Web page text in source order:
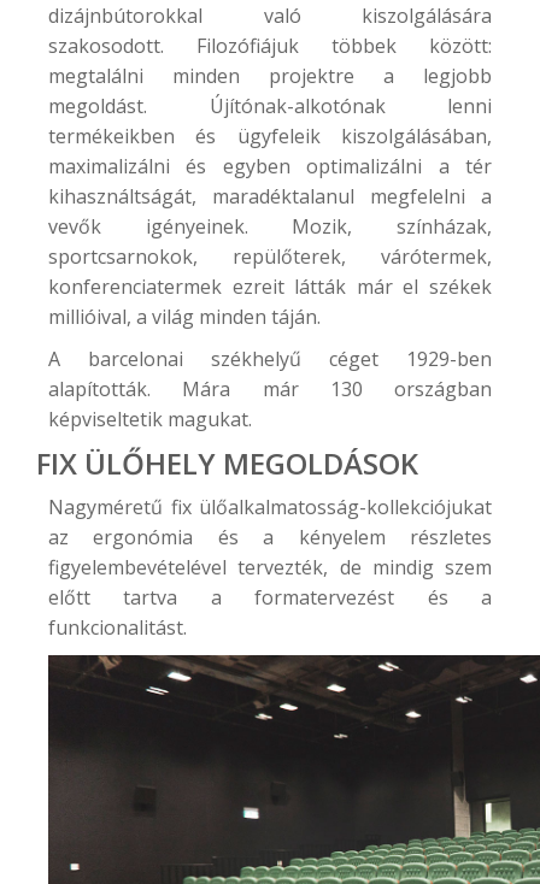
dizájnbútorokkal való kiszolgálására
szakosodott. Filozófiájuk többek között:
megtalálni minden projektre a legjobb
megoldást. Újítónak-alkotónak lenni
termékeikben és ügyfeleik kiszolgálásában,
maximalizálni és egyben optimalizálni a tér
kihasználtságát, maradéktalanul megfelelni a
vevők igényeinek. Mozik, színházak,
sportcsarnokok, repülőterek, várótermek,
konferenciatermek ezreit látták már el székek
millióival, a világ minden táján.
A barcelonai székhelyű céget 1929-ben
alapították. Mára már 130 országban
képviseltetik magukat.
FIX ÜLŐHELY MEGOLDÁSOK
Nagyméretű fix ülőalkalmatosság-kollekciójukat
az ergonómia és a kényelem részletes
figyelembevételével tervezték, de mindig szem
előtt tartva a formatervezést és a
funkcionalitást.